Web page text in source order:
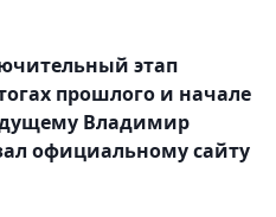
этап
прошлого и начале
Владимир
официальному сайту